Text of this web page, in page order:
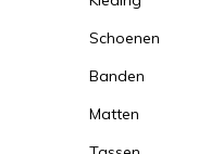
Schoenen
Banden
Matten